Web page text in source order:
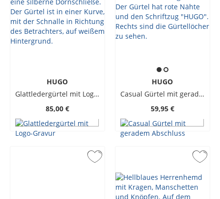
HUGO
Glattledergürtel mit Logo-Gravur
85,00 €
HUGO
Casual Gürtel mit geradem Abschluss
59,95 €